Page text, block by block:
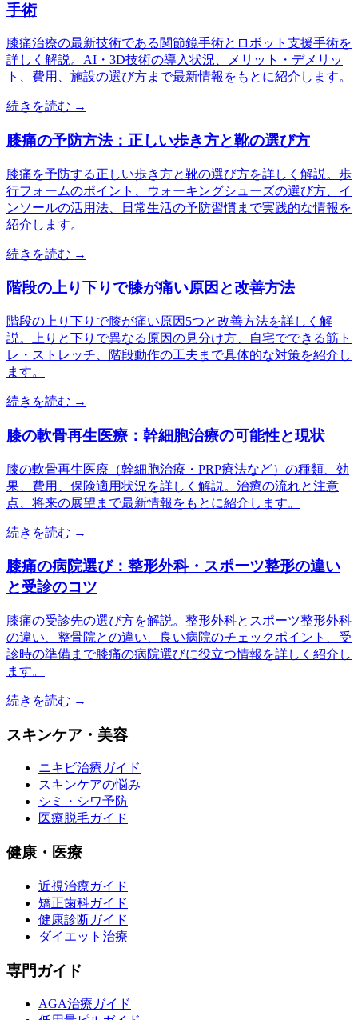
手術
膝痛治療の最新技術である関節鏡手術とロボット支援手術を
詳しく解説。AI・3D技術の導入状況、メリット・デメリッ
ト、費用、施設の選び方まで最新情報をもとに紹介します。
続きを読む →
膝痛の予防方法：正しい歩き方と靴の選び方
膝痛を予防する正しい歩き方と靴の選び方を詳しく解説。歩
行フォームのポイント、ウォーキングシューズの選び方、イ
ンソールの活用法、日常生活の予防習慣まで実践的な情報を
紹介します。
続きを読む →
階段の上り下りで膝が痛い原因と改善方法
階段の上り下りで膝が痛い原因5つと改善方法を詳しく解
説。上りと下りで異なる原因の見分け方、自宅でできる筋ト
レ・ストレッチ、階段動作の工夫まで具体的な対策を紹介し
ます。
続きを読む →
膝の軟骨再生医療：幹細胞治療の可能性と現状
膝の軟骨再生医療（幹細胞治療・PRP療法など）の種類、効
果、費用、保険適用状況を詳しく解説。治療の流れと注意
点、将来の展望まで最新情報をもとに紹介します。
続きを読む →
膝痛の病院選び：整形外科・スポーツ整形の違い
と受診のコツ
膝痛の受診先の選び方を解説。整形外科とスポーツ整形外科
の違い、整骨院との違い、良い病院のチェックポイント、受
診時の準備まで膝痛の病院選びに役立つ情報を詳しく紹介し
ます。
続きを読む →
スキンケア・美容
ニキビ治療ガイド
スキンケアの悩み
シミ・シワ予防
医療脱毛ガイド
健康・医療
近視治療ガイド
矯正歯科ガイド
健康診断ガイド
ダイエット治療
専門ガイド
AGA治療ガイド